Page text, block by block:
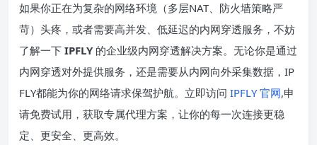
如果你正在为复杂的网络环境（多层NAT、防火墙策略严
苛）头疼，或者需要高并发、低延迟的内网穿透服务，不妨
了解一下 IPFLY 的企业级内网穿透解决方案。无论你是通过
内网穿透对外提供服务，还是需要从内网向外采集数据，IP
FLY都能为你的网络请求保驾护航。立即访问 IPFLY 官网,申
请免费试用，获取专属代理方案，让你的每一次连接更稳
定、更安全、更高效。